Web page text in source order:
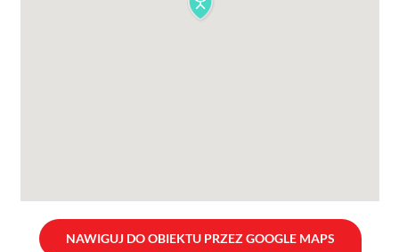
NAWIGUJ DO OBIEKTU PRZEZ GOOGLE MAPS